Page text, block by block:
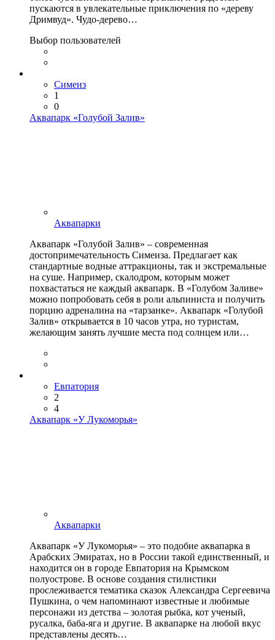
пускаются в увлекательные приключения по «дереву
Дримвуд». Чудо-дерево…
Выбор пользователей
Симеиз
1
0
Аквапарк «Голубой Залив»
Аквапарки
Аквапарк «Голубой Залив» – современная
достопримечательность Симеиза. Предлагает как
стандартные водные аттракционы, так и экстремальные
на суше. Например, скалодром, которым может
похвастаться не каждый аквапарк. В «Голубом Заливе»
можно попробовать себя в роли альпиниста и получить
порцию адреналина на «тарзанке». Аквапарк «Голубой
Залив» открывается в 10 часов утра, но туристам,
желающим занять лучшие места под солнцем или…
Евпатория
2
4
Аквапарк «У Лукоморья»
Аквапарки
Аквапарк «У Лукоморья» – это подобие аквапарка в
Арабских Эмиратах, но в России такой единственный, и
находится он в городе Евпатория на Крымском
полуострове. В основе создания стилистики
прослеживается тематика сказок Александра Сергеевича
Пушкина, о чем напоминают известные и любимые
персонажи из детства – золотая рыбка, кот ученый,
русалка, баба-яга и другие. В аквапарке на любой вкус
представлены десять…